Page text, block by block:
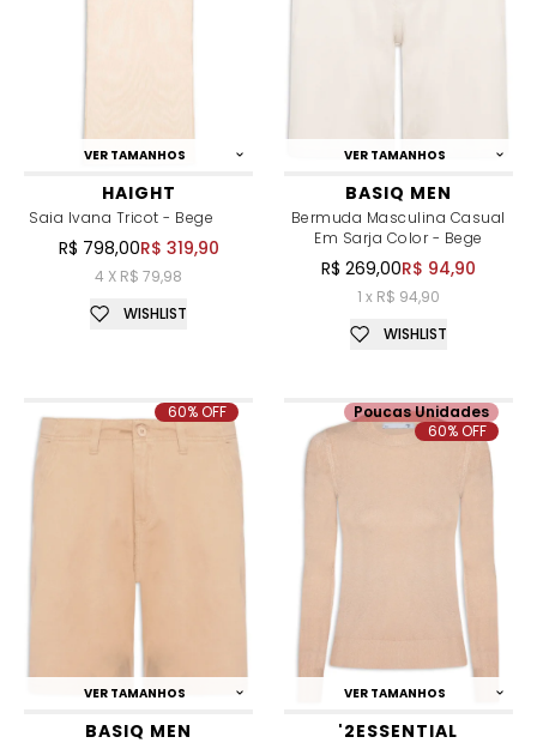
VER TAMANHOS
HAIGHT
Saia Ivana Tricot - Bege
R$ 798,00R$ 319,90
4 X R$ 79,98
WISHLIST
VER TAMANHOS
BASIQ MEN
Bermuda Masculina Casual
Em Sarja Color - Bege
R$ 269,00R$ 94,90
1 x R$ 94,90
WISHLIST
VER TAMANHOS
BASIQ MEN
60% OFF
VER TAMANHOS
'2ESSENTIAL
Poucas Unidades
60% OFF